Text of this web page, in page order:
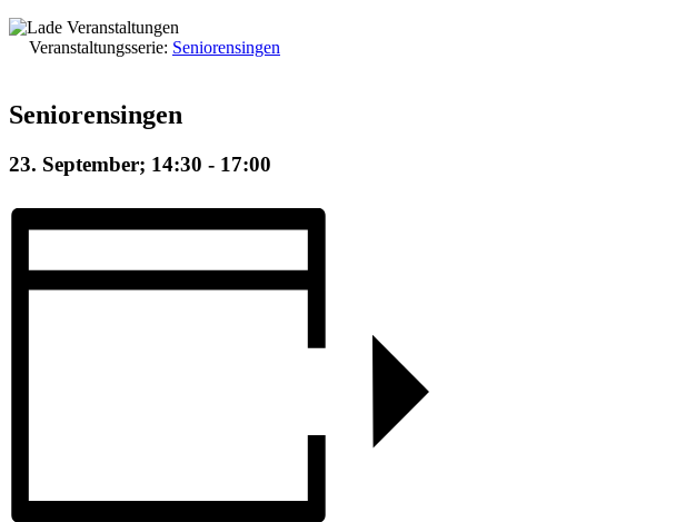
Veranstaltungsserie: Seniorensingen
Seniorensingen
23. September; 14:30 - 17:00